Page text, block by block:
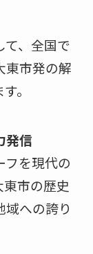
て、全国で
東市発の解
。
発信
フを現代の
市の歴史
への誇り